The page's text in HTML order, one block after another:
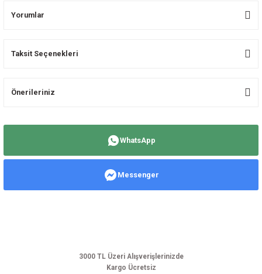
Yorumlar
Taksit Seçenekleri
Önerileriniz
Ürün resmi kalitesiz, bozuk veya görüntülenemiyor.
WhatsApp
Messenger
3000 TL Üzeri Alışverişlerinizde
Kargo Ücretsiz